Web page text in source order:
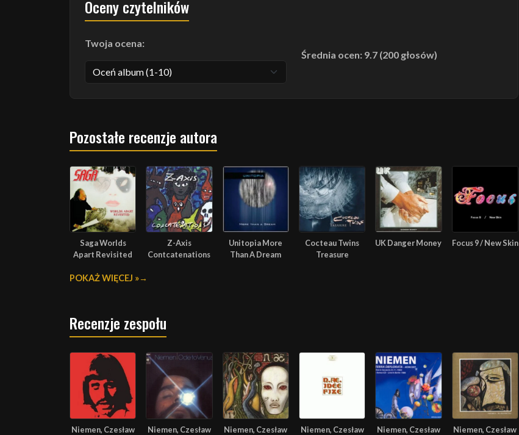
Oceny czytelników
Twoja ocena:
Średnia ocen: 9.7 (200 głosów)
Pozostałe recenzje autora
Saga Worlds
Apart Revisited
Z-Axis
Contcatenations
Unitopia More
Than A Dream
Cocteau Twins
Treasure
UK Danger Money Focus 9 / New Skin
POKAŻ WIĘCEJ »
Recenzje zespołu
Niemen, Czesław
Niemen, Czesław
Niemen, Czesław
Niemen, Czesław
Niemen, Czesław
Niemen, Czesław